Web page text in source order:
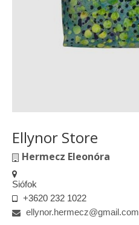
Ellynor Store
Hermecz Eleonóra
Siófok
+3620 232 1022
ellynor.hermecz@gmail.com